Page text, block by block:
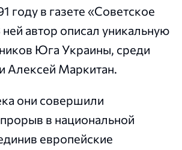
году в газете «Советское
автор описал уникальную
Юга Украины, среди
Алексей Маркитан.
они совершили
в национальной
европейские